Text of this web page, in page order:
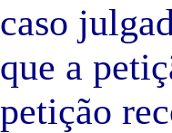
caso
que a
petição